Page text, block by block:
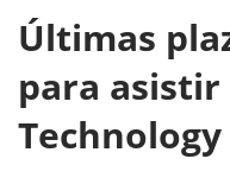
Últimas
para asistir